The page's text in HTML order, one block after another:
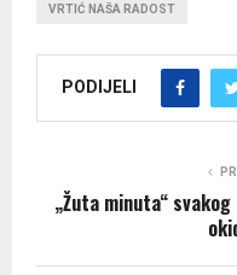
VRTIĆ NAŠA RADOST
PODIJELI
„Žuta minuta“